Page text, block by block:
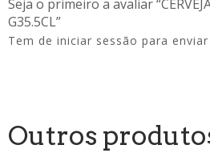
Seja o primeiro a avaliar
G35.5CL”
Tem de iniciar sessão para
Outros